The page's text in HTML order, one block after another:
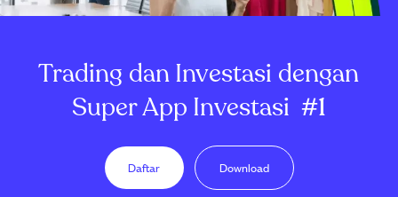
Trading dan Investasi dengan
Super App Investasi #1
Daftar Download